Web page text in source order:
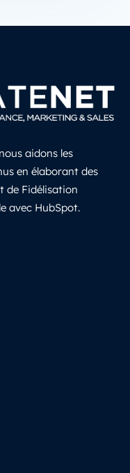
aidons les
en élaborant des
de Fidélisation
avec HubSpot.